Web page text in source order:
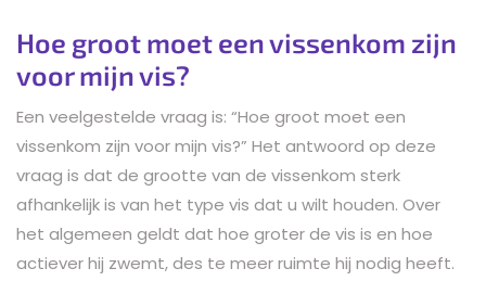
Hoe groot moet een vissenkom zijn
voor mijn vis?
Een veelgestelde vraag is: “Hoe groot moet een
vissenkom zijn voor mijn vis?” Het antwoord op deze
vraag is dat de grootte van de vissenkom sterk
afhankelijk is van het type vis dat u wilt houden. Over
het algemeen geldt dat hoe groter de vis is en hoe
actiever hij zwemt, des te meer ruimte hij nodig heeft.